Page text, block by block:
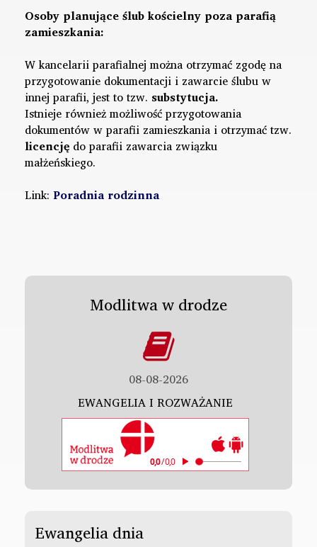
Osoby planujące ślub kościelny poza parafią
zamieszkania:
W kancelarii parafialnej można otrzymać zgodę na
przygotowanie dokumentacji i zawarcie ślubu w
innej parafii, jest to tzw. substytucja.
Istnieje również możliwość przygotowania
dokumentów w parafii zamieszkania i otrzymać tzw.
licencję do parafii zawarcia związku
małżeńskiego.
Link: Poradnia rodzinna
Modlitwa w drodze
08-08-2026
EWANGELIA I ROZWAŻANIE
Ewangelia dnia